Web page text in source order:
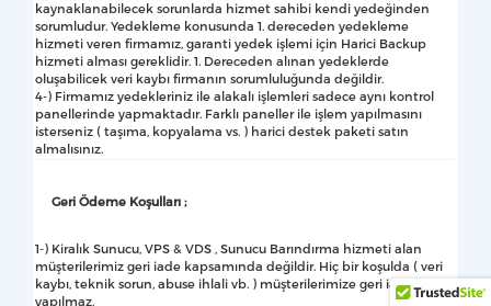
kaynaklanabilecek sorunlarda hizmet sahibi kendi yedeğinden
sorumludur. Yedekleme konusunda 1. dereceden yedekleme
hizmeti veren firmamız, garanti yedek işlemi için Harici Backup
hizmeti alması gereklidir. 1. Dereceden alınan yedeklerde
oluşabilicek veri kaybı firmanın sorumluluğunda değildir.
4-) Firmamız yedekleriniz ile alakalı işlemleri sadece aynı kontrol
panellerinde yapmaktadır. Farklı paneller ile işlem yapılmasını
isterseniz ( taşıma, kopyalama vs. ) harici destek paketi satın
almalısınız.
Geri Ödeme Koşulları ;
1-) Kiralık Sunucu, VPS & VDS , Sunucu Barındırma hizmeti alan
müşterilerimiz geri iade kapsamında değildir. Hiç bir koşulda ( veri
kaybı, teknik sorun, abuse ihlali vb. ) müşterilerimize geri iade
yapılmaz.